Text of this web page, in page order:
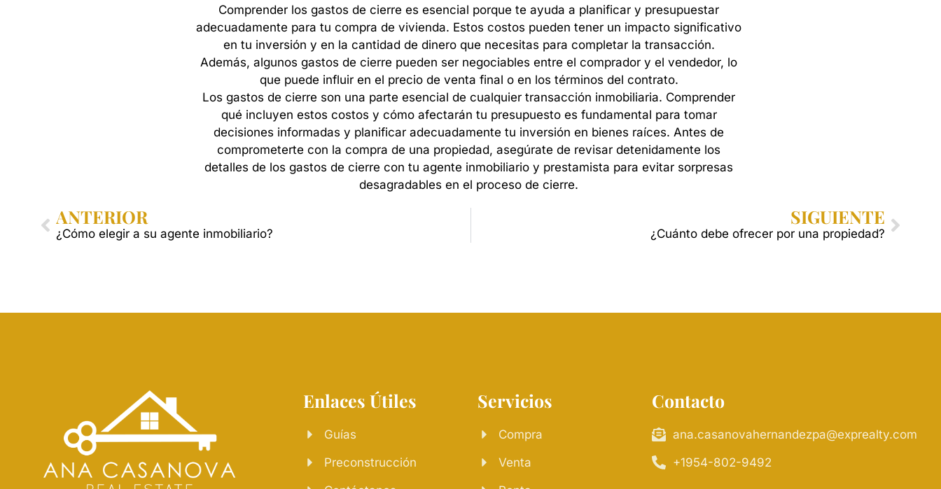
Comprender los gastos de cierre es esencial porque te ayuda a planificar y presupuestar
adecuadamente para tu compra de vivienda. Estos costos pueden tener un impacto significativo
en tu inversión y en la cantidad de dinero que necesitas para completar la transacción.
Además, algunos gastos de cierre pueden ser negociables entre el comprador y el vendedor, lo
que puede influir en el precio de venta final o en los términos del contrato.
Los gastos de cierre son una parte esencial de cualquier transacción inmobiliaria. Comprender
qué incluyen estos costos y cómo afectarán tu presupuesto es fundamental para tomar
decisiones informadas y planificar adecuadamente tu inversión en bienes raíces. Antes de
comprometerte con la compra de una propiedad, asegúrate de revisar detenidamente los
detalles de los gastos de cierre con tu agente inmobiliario y prestamista para evitar sorpresas
desagradables en el proceso de cierre.
ANTERIOR
¿Cómo elegir a su agente inmobiliario?
SIGUIENTE
¿Cuánto debe ofrecer por una propiedad?
Enlaces Útiles
Guías
Preconstrucción
Servicios
Compra
Venta
Contacto
ana.casanovahernandezpa@exprealty.com
+1954-802-9492